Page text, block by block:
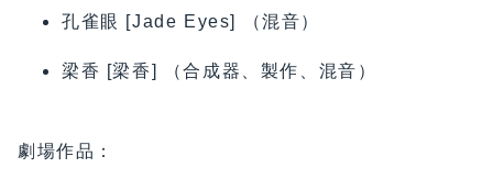
孔雀眼 [Jade Eyes] （混音）
梁香 [梁香] （合成器、製作、混音）
劇場作品：